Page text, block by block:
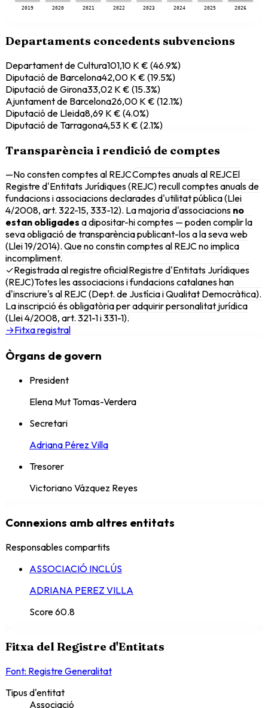
2019 2020 2021 2022 2023 2024 2025 2026
Departaments concedents subvencions
Departament de Cultura101,10 K € (46.9%)
Diputació de Barcelona42,00 K € (19.5%)
Diputació de Girona33,02 K € (15.3%)
Ajuntament de Barcelona26,00 K € (12.1%)
Diputació de Lleida8,69 K € (4.0%)
Diputació de Tarragona4,53 K € (2.1%)
Transparència i rendició de comptes
—No consten comptes al REJCComptes anuals al REJCEl
Registre d'Entitats Jurídiques (REJC) recull comptes anuals de
fundacions i associacions declarades d'utilitat pública (Llei
4/2008, art. 322-15, 333-12). La majoria d'associacions no
estan obligades a dipositar-hi comptes — poden complir la
seva obligació de transparència publicant-los a la seva web
(Llei 19/2014). Que no constin comptes al REJC no implica
incompliment.
✓Registrada al registre oficialRegistre d'Entitats Jurídiques
(REJC)Totes les associacions i fundacions catalanes han
d'inscriure's al REJC (Dept. de Justícia i Qualitat Democràtica).
La inscripció és obligatòria per adquirir personalitat jurídica
(Llei 4/2008, art. 321-1 i 331-1).
→Fitxa registral
Òrgans de govern
President
Elena Mut Tomas-Verdera
Secretari
Adriana Pérez Villa
Tresorer
Victoriano Vázquez Reyes
Connexions amb altres entitats
Responsables compartits
ASSOCIACIÓ INCLÚS
ADRIANA PEREZ VILLA
Score60.8
Fitxa del Registre d'Entitats
Font: Registre Generalitat
Tipus d'entitat
Associació